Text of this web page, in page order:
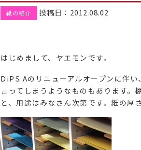
紙の紹介 投稿日：2012.08.02
はじめまして、ヤエモンです。
DiPS.Aのリニューアルオープンに伴
言ってしまうようなものもあります。
と、用途はみなさん次第です。紙の厚